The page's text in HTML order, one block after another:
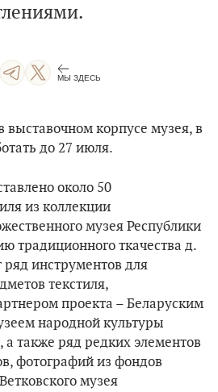
МЫ ЗДЕСЬ
выставочном корпусе музея, в
до 27 июля.
около 50
из коллекции
музея Республики
традиционного ткачества д.
инструментов для
текстиля,
проекта – Беларуским
народной культуры
также ряд редких элементов
фотографий из фондов
музея